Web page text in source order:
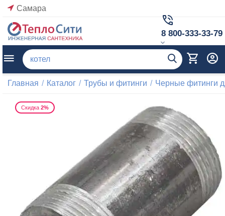
Самара
8 800-333-33-79
Главная / Каталог / Трубы и фитинги / Черные фитинги
Скидка 2%